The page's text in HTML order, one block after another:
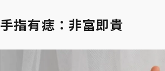
手指有痣：非富即貴